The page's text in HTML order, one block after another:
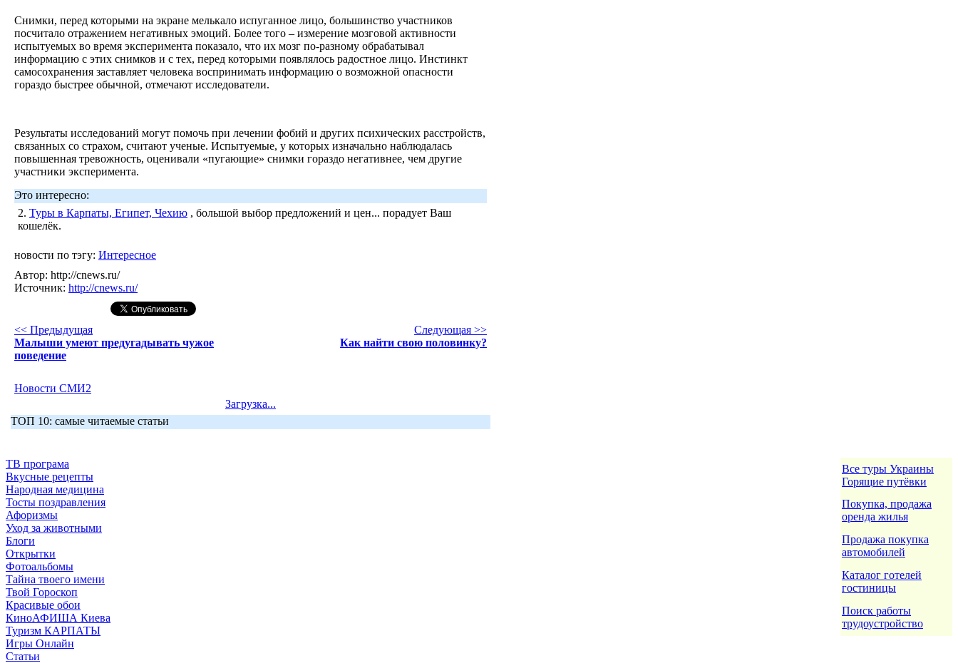
Снимки, перед которыми на экране мелькало испуганное лицо, большинство участников
посчитало отражением негативных эмоций. Более того – измерение мозговой активности
испытуемых во время эксперимента показало, что их мозг по-разному обрабатывал
информацию с этих снимков и с тех, перед которыми появлялось радостное лицо. Инстинкт
самосохранения заставляет человека воспринимать информацию о возможной опасности
гораздо быстрее обычной, отмечают исследователи.
Результаты исследований могут помочь при лечении фобий и других психических расстройств,
связанных со страхом, считают ученые. Испытуемые, у которых изначально наблюдалась
повышенная тревожность, оценивали «пугающие» снимки гораздо негативнее, чем другие
участники эксперимента.
Это интересно:
2. Туры в Карпаты, Египет, Чехию , большой выбор предложений и цен... порадует Ваш
кошелёк.
новости по тэгу: Интересное
Автор: http://cnews.ru/
Источник: http://cnews.ru/
<< Предыдущая
Малыши умеют предугадывать чужое
поведение
Следующая >>
Как найти свою половинку?
Новости СМИ2
Загрузка...
ТОП 10: самые читаемые статьи
ТВ програма
Вкусные рецепты
Народная медицина
Тосты поздравления
Афоризмы
Уход за животными
Блоги
Открытки
Фотоальбомы
Тайна твоего имени
Твой Гороскоп
Красивые обои
КиноАФИША Киева
Туризм КАРПАТЫ
Игры Онлайн
Статьи
Все туры Украины
Горящие путёвки
Покупка, продажа
оренда жилья
Продажа покупка
автомобилей
Каталог готелей
гостиницы
Поиск работы
трудоустройство